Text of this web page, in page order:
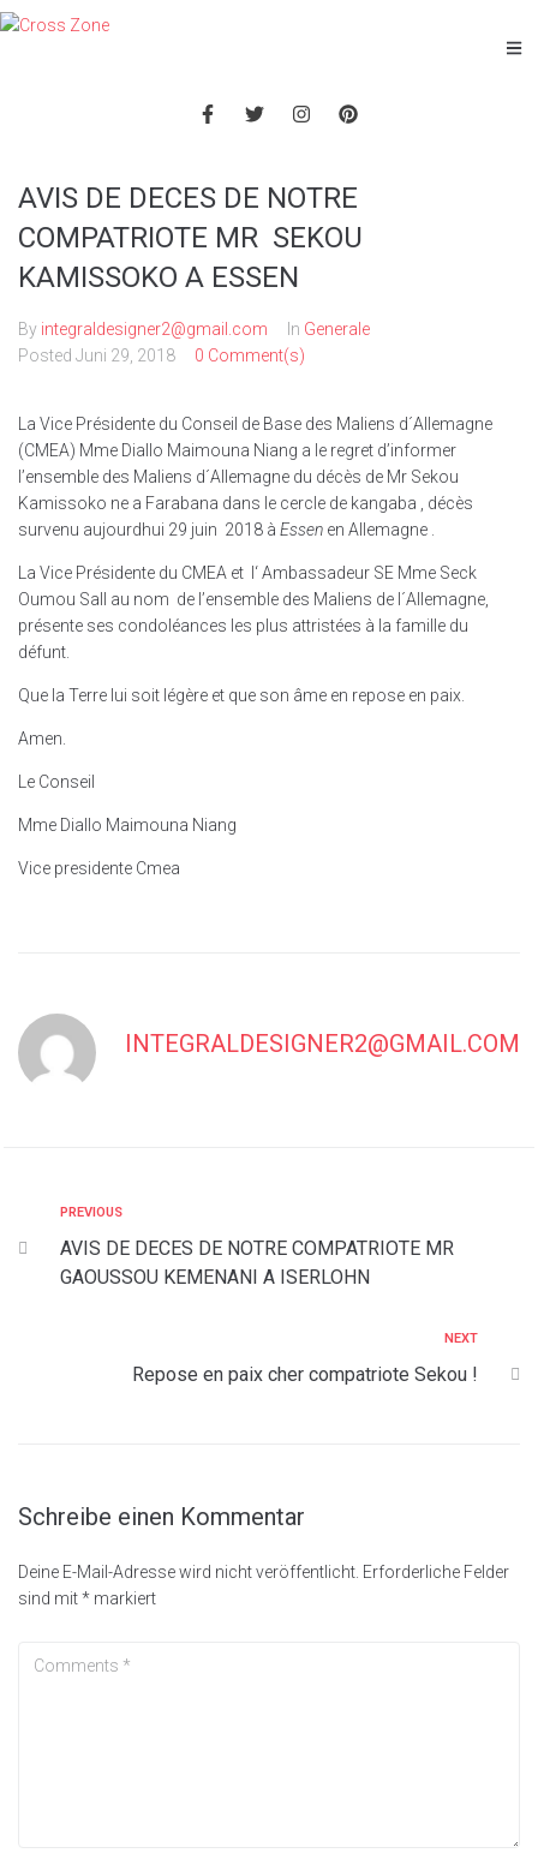
AVIS DE DECES DE NOTRE
COMPATRIOTE MR SEKOU
KAMISSOKO A ESSEN
By integraldesigner2@gmail.com In Generale
Posted Juni 29, 2018 0 Comment(s)
La Vice Présidente du Conseil de Base des Maliens d´Allemagne
(CMEA) Mme Diallo Maimouna Niang a le regret d’informer
l’ensemble des Maliens d´Allemagne du décès de Mr Sekou
Kamissoko ne a Farabana dans le cercle de kangaba , décès
survenu aujourdhui 29 juin 2018 à Essen en Allemagne .
La Vice Présidente du CMEA et l‘ Ambassadeur SE Mme Seck
Oumou Sall au nom de l’ensemble des Maliens de l´Allemagne,
présente ses condoléances les plus attristées à la famille du
défunt.
Que la Terre lui soit légère et que son âme en repose en paix.
Amen.
Le Conseil
Mme Diallo Maimouna Niang
Vice presidente Cmea
INTEGRALDESIGNER2@GMAIL.COM
PREVIOUS
AVIS DE DECES DE NOTRE COMPATRIOTE MR
GAOUSSOU KEMENANI A ISERLOHN
NEXT
Repose en paix cher compatriote Sekou !
Schreibe einen Kommentar
Deine E-Mail-Adresse wird nicht veröffentlicht. Erforderliche Felder
sind mit* markiert